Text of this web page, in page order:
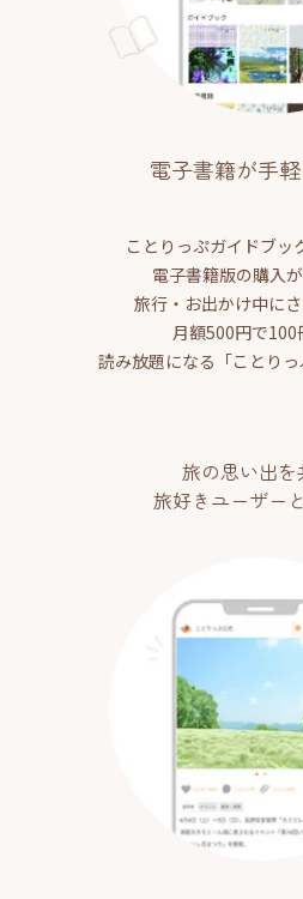
電子書籍が手
ことりっぷガイドブッ
電子書籍版の購入が
旅行・お出かけ中に
月額500円で100
読み放題になる「ことり
旅の思い出を
旅好きユーザー